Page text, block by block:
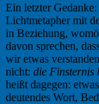
Ein letzter
Lichtmetapher mit
in Beziehung,
davon sprechen,
wir etwas
nicht: die Finsternis
heißt dagegen:
deutendes Wort,